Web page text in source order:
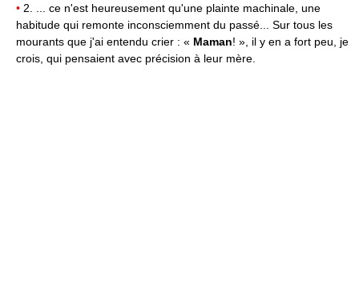
• 2. ... ce n'est heureusement qu'une plainte machinale, une
habitude qui remonte inconsciemment du passé... Sur tous les
mourants que j'ai entendu crier : « Maman! », il y en a fort peu, je
crois, qui pensaient avec précision à leur mère.